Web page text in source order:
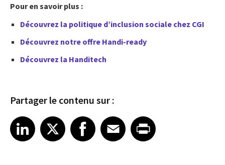
Pour en savoir plus :
Découvrez la politique d’inclusion sociale chez CGI
Découvrez notre offre Handi-ready
Découvrez la Handitech
Partager le contenu sur :
Share article on LinkedIn
LinkedIn
Share article on XShare article on Facebook
Facebook
Share article on Email
EmailShare article on Print